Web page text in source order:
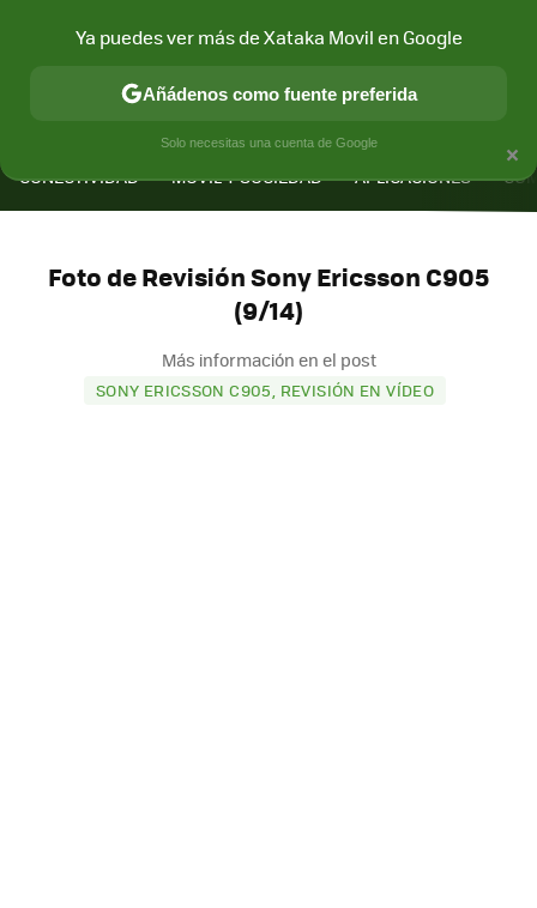
CONECTIVIDAD MÓVIL Y SOCIEDAD APLICACIONES
Foto de Revisión Sony Ericsson C905
(9/14)
Más información en el post
SONY ERICSSON C905, REVISIÓN EN VÍDEO
×
Ya puedes ver más de Xataka Movil en Google
Añádenos como fuente preferida
Solo necesitas una cuenta de Google